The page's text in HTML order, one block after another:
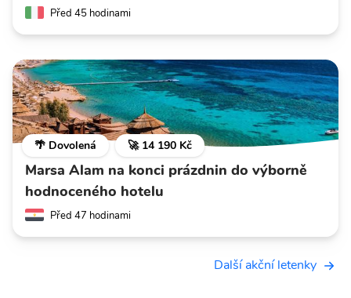
Před 45 hodinami
🌴 Dovolená 🚀 14 190 Kč
Marsa Alam na konci prázdnin do výborně
hodnoceného hotelu
Před 47 hodinami
Další akční letenky